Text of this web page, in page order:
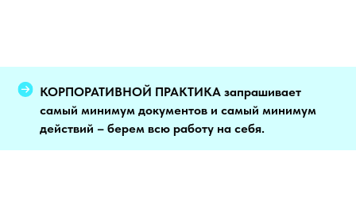
КОРПОРАТИВНОЙ ПРАКТИКА запрашивает
самый минимум документов и самый минимум
действий – берем всю работу на себя.